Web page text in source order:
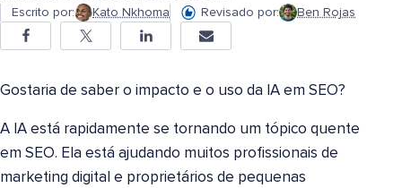
Escrito por:
Kato Nkhoma Revisado por: Ben Rojas
Gostaria de saber o impacto e o uso da IA em SEO?
A IA está rapidamente se tornando um tópico quente
em SEO. Ela está ajudando muitos profissionais de
marketing digital e proprietários de pequenas